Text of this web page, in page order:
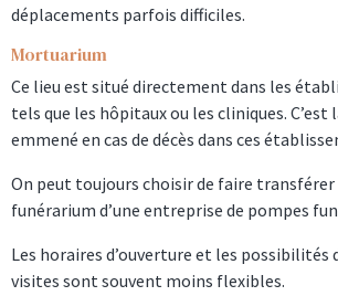
déplacements parfois difficiles.
Mortuarium
Ce lieu est situé directement dans les
tels que les hôpitaux ou les cliniques.
emmené en cas de décès dans ces
On peut toujours choisir de faire transférer
funérarium d’une entreprise de pompes
Les horaires d’ouverture et les possibilités
visites sont souvent moins flexibles.